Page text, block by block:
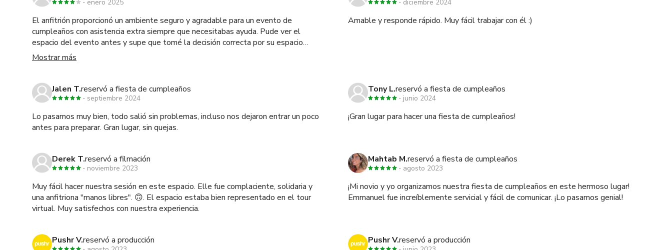
enero 2025
El anfitrión proporcionó un ambiente seguro y agradable para un evento de
cumpleaños con asistencia extra siempre que necesitabas ayuda. Pude ver el
espacio del evento antes y supe que tomé la decisión correcta por su espacio
limpio.
Mostrar más
diciembre 2024
Amable y responde rápido. Muy fácil trabajar con él :)
Jalen T.reservó a fiesta de cumpleaños
septiembre 2024
Lo pasamos muy bien, todo salió sin problemas, incluso nos dejaron entrar un poco
antes para preparar. Gran lugar, sin quejas.
Tony L.reservó a fiesta de cumpleaños
junio 2024
¡Gran lugar para hacer una fiesta de cumpleaños!
Derek T.reservó a filmación
noviembre 2023
Muy fácil hacer nuestra sesión en este espacio. Elle fue complaciente, solidaria y
una anfitriona "manos libres". 🙃. El espacio estaba bien representado en el tour
virtual. Muy satisfechos con nuestra experiencia.
Mahtab M.reservó a fiesta de cumpleaños
agosto 2023
¡Mi novio y yo organizamos nuestra fiesta de cumpleaños en este hermoso lugar!
Emmanuel fue increíblemente servicial y fácil de comunicar. ¡Lo pasamos genial!
Pushr V.reservó a producción Pushr V.reservó a producción